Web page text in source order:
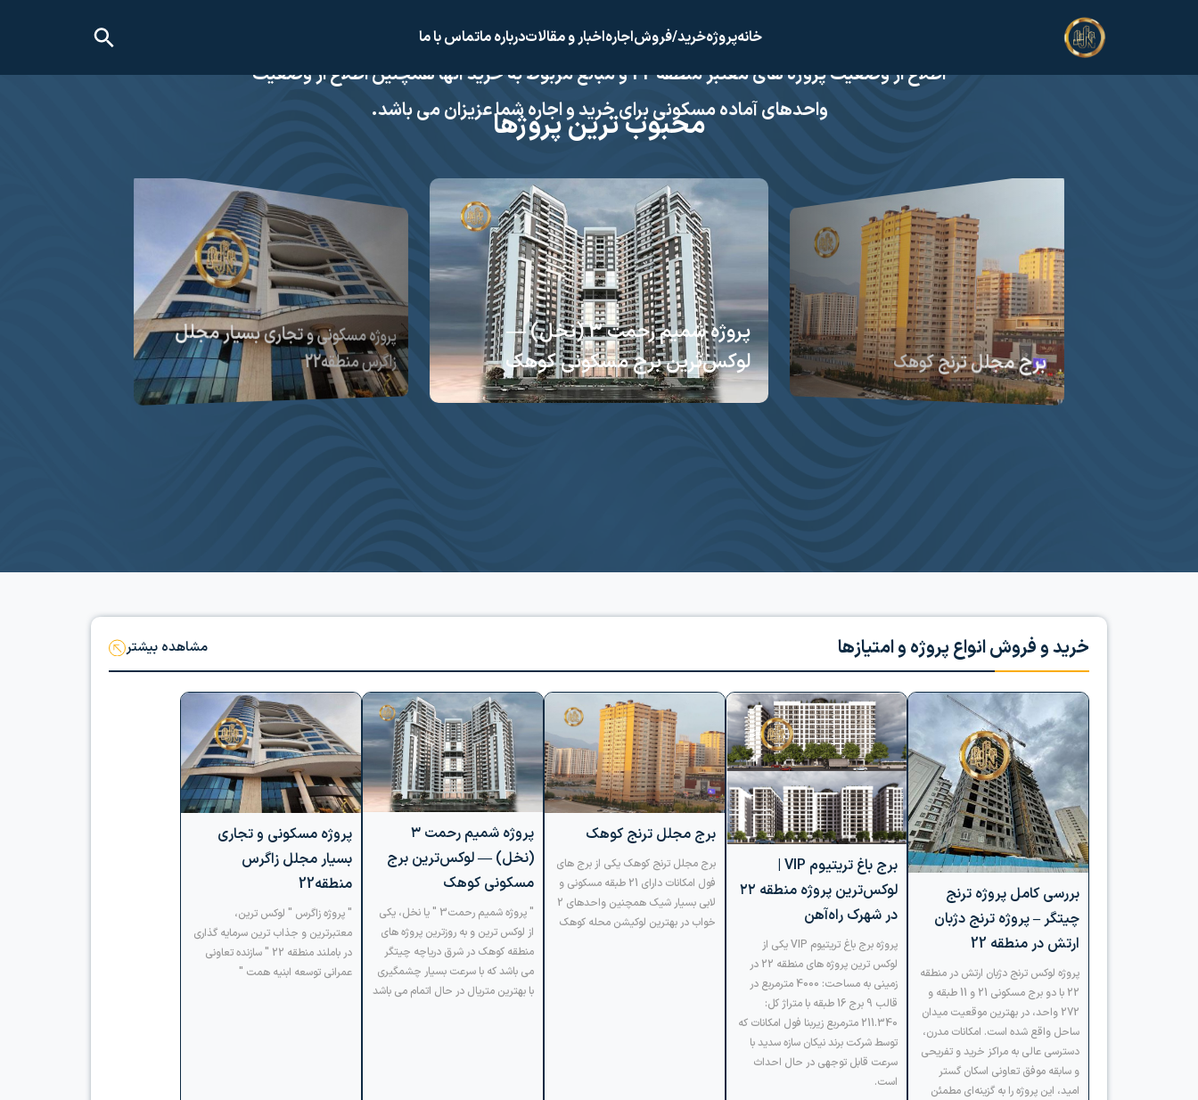
خانهپروژهخرید/فروشاجارهاخبار و مقالاتدرباره ماتماس با ما
سایت جهان نما 22 با افتخار پذیرای شما مشتریان گرامی جهت هرگونه مشاوره و راهنمایی صحیح برای
اطلاع از وضعیت پروژه های معتبر منطقه 22 و مبالغ مربوط به خرید آنها همچنین اطلاع از وضعیت
واحدهای آماده مسکونی برای خرید و اجاره شما عزیزان می باشد.
محبوب ترین پروژها
برج مجلل ترنج کوهک
پروژه شمیم رحمت ۳ (نخل) —
لوکس‌ترین برج مسکونی کوهک
پروژه مسکونی و تجاری بسیار مجلل
زاگرس منطقه22
خرید و فروش انواع پروژه و امتیازها مشاهده بیشتر
بررسی کامل پروژه ترنج
چیتگر – پروژه ترنج دژبان
ارتش در منطقه 22
پروژه لوکس ترنج دژبان ارتش در منطقه
22 با دو برج مسکونی 21 و 11 طبقه و
272 واحد، در بهترین موقعیت میدان
ساحل واقع شده است. امکانات مدرن،
دسترسی عالی به مراکز خرید و تفریحی
و سابقه موفق تعاونی اسکان گستر
امید، این پروژه را به گزینه‌ای مطمئن
برج باغ تریتیوم VIP |
لوکس‌ترین پروژه منطقه ۲۲
در شهرک راه‌آهن
پروژه برج باغ تریتیوم VIP یکی از
لوکس ترین پروژه های منطقه 22 در
زمینی به مساحت: 4000 مترمربع در
قالب 9 برج 16 طبقه با متراژ کل:
211.340 مترمربع زیربنا فول امکانات که
توسط شرکت برند نیکان سازه سدید با
سرعت قابل توجهی در حال احداث
است.
برج مجلل ترنج کوهک
برج مجلل ترنج کوهک یکی از برج های
فول امکانات دارای 21 طبقه مسکونی و
لابی بسیار شیک همچنین واحدهای 2
خواب در بهترین لوکیشن محله کوهک
پروژه شمیم رحمت ۳
(نخل) — لوکس‌ترین برج
مسکونی کوهک
" پروژه شمیم رحمت3 " یا نخل، یکی
از لوکس ترین و به روزترین پروژه های
منطقه کوهک در شرق دریاچه چیتگر
می باشد که با سرعت بسیار چشمگیری
با بهترین متریال در حال اتمام می باشد
پروژه مسکونی و تجاری
بسیار مجلل زاگرس
منطقه22
" پروژه زاگرس " لوکس ترین،
معتبرترین و جذاب ترین سرمایه گذاری
در باملند منطقه 22 " سازنده تعاونی
عمرانی توسعه ابنیه همت "